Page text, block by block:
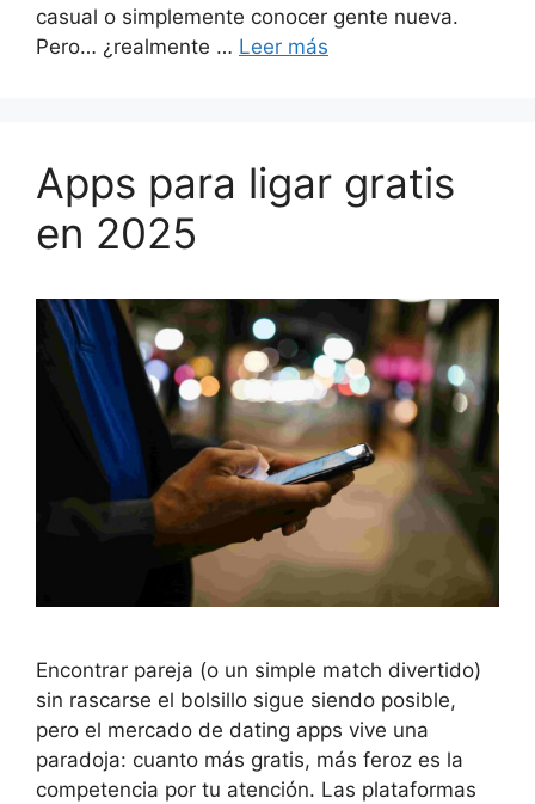
casual o simplemente conocer gente nueva.
Pero… ¿realmente … Leer más
Apps para ligar gratis
en 2025
Encontrar pareja (o un simple match divertido)
sin rascarse el bolsillo sigue siendo posible,
pero el mercado de dating apps vive una
paradoja: cuanto más gratis, más feroz es la
competencia por tu atención. Las plataformas